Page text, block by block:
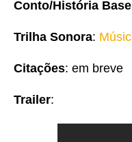
Conto/História Base
Trilha Sonora:
Citações: em breve
Trailer: